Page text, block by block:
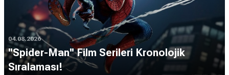
04.08.2026
''Spider-Man'' Film Serileri Kronolojik
Sıralaması!